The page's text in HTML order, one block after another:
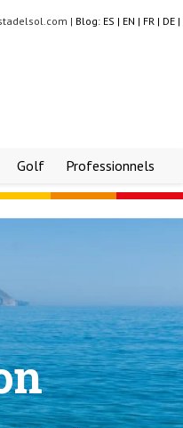
DE |
FR |
EN |
ES |
Blog:
|
Golf Professionnels